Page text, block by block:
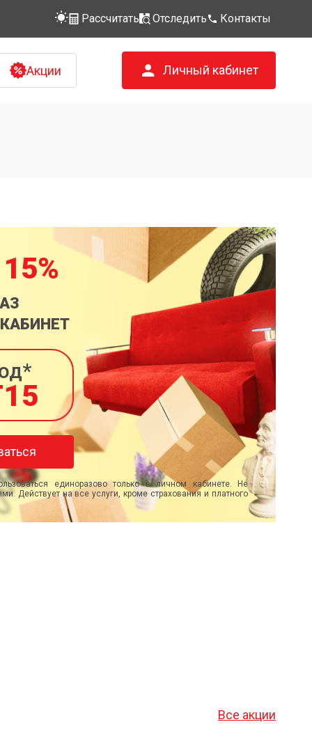
Рассчитать Отследить Контакты
Акции Личный кабинет
единоразово только в личном кабинете. Не
Действует на все услуги, кроме страхования и платного
Все акции